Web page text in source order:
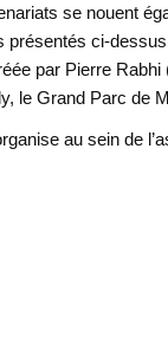
se nouent
présentés ci-
par Pierre
le Grand Parc de
au sein de